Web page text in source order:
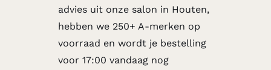
advies uit onze salon in Houten,
hebben we 250+ A-merken op
voorraad en wordt je bestelling
voor 17:00 vandaag nog